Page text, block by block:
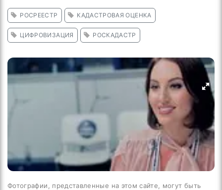
РОСРЕЕСТР КАДАСТРОВАЯ ОЦЕНКА
ЦИФРОВИЗАЦИЯ РОСКАДАСТР
Фотографии, представленные на этом сайте, могут быть